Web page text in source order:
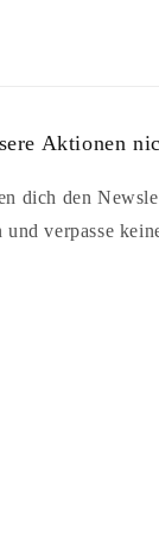
Aktionen
dich den
und verpasse